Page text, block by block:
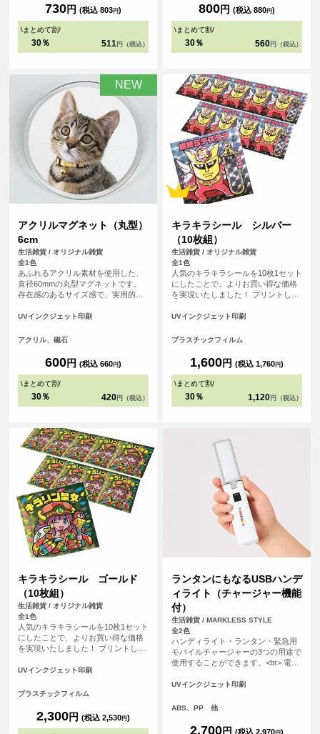
730円 (税込 803円)
\まとめて割/
30％ 511 円（税込）
重要なデザイン(文字等)は内側に収
めていただくことをおすすめしてお
ります。
800円 (税込 880円)
\まとめて割/
30％ 560 円（税込）
NEW
アクリルマグネット（丸型）
6cm
生活雑貨 / オリジナル雑貨
全1色
あふれるアクリル素材を使用した、
直径60mmの丸型マグネットです。
存在感のあるサイズ感で、実用的な
ションやインテリアとしても最適で
UVインクジェット印刷
アクリル、磁石
600円 (税込 660円)
\まとめて割/
30％ 420 円（税込）
キラキラシール シルバー
（10枚組）
生活雑貨 / オリジナル雑貨
全1色
人気のキラキラシールを10枚1セット
にしたことで、よりお買い得な価格
を実現いたしました！ プリントした
れば、自動で10枚作ることができま
て色が変わるキラキラ光るプラスチ
子のおまけシールのようなシールを
オリジナルで製作できます！
UVインクジェット印刷
プラスチックフィルム
1,600円 (税込 1,760円)
\まとめて割/
30％ 1,120 円（税込）
キラキラシール ゴールド
（10枚組）
生活雑貨 / オリジナル雑貨
全1色
人気のキラキラシールを10枚1セット
にしたことで、よりお買い得な価格
を実現いたしました！ プリントした
れば、自動で10枚作ることができま
て色が変わるキラキラ光るプラスチ
子のおまけシールのようなシールを
オリジナルで製作できます！
UVインクジェット印刷
プラスチックフィルム
2,300円 (税込 2,530円)
ランタンにもなるUSBハンデ
ィライト（チャージャー機能
付）
生活雑貨 / MARKLESS STYLE
全2色
ハンディライト・ランタン・緊急用
モバイルチャージャーの3つの用途で
使用することができます。<br> 電源
もう1回押すとランタンのパネルが点
開くことができ、カラビナで吊るし
す。<br> コンパクトンなサイズで携
UVインクジェット印刷
ABS、PP 他
2,700円 (税込 2,970 )